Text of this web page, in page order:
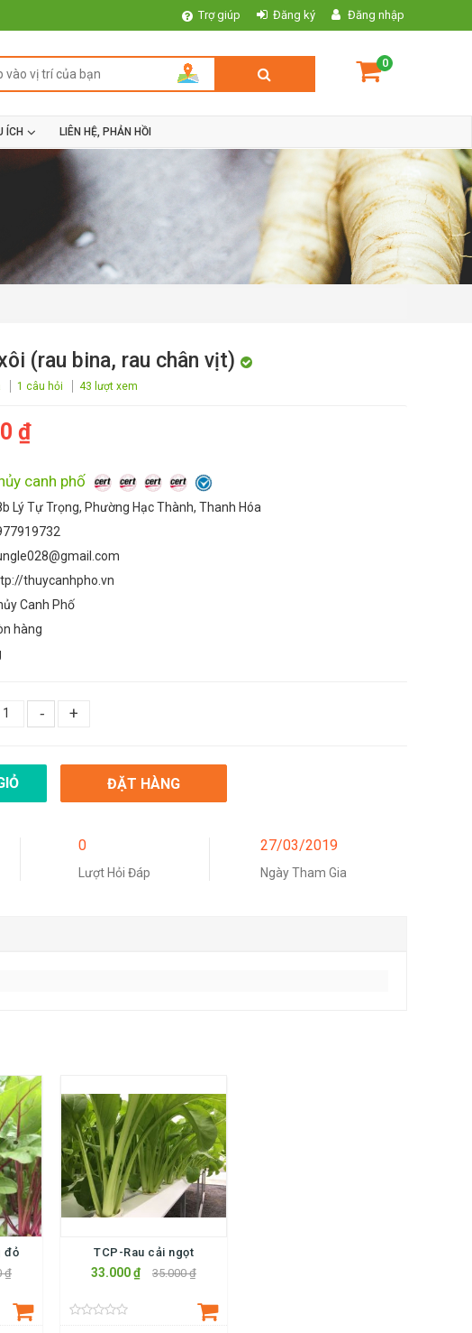
Trợ giúp Đăng ký Đăng nhập
0
ÍCH LIÊN HỆ, PHẢN HỒI
(rau bina, rau chân vịt)
1 câu hỏi 43 lượt xem
₫
canh phố
Lý Tự Trọng, Phường Hạc Thành, Thanh Hóa
thuycanhpho.vn
Canh Phố
hàng
- +
ĐẶT HÀNG
0
Lượt Hỏi Đáp
27/03/2019
Ngày Tham Gia
đỏ
₫
TCP-Rau cải ngọt
33.000 ₫ 35.000 ₫